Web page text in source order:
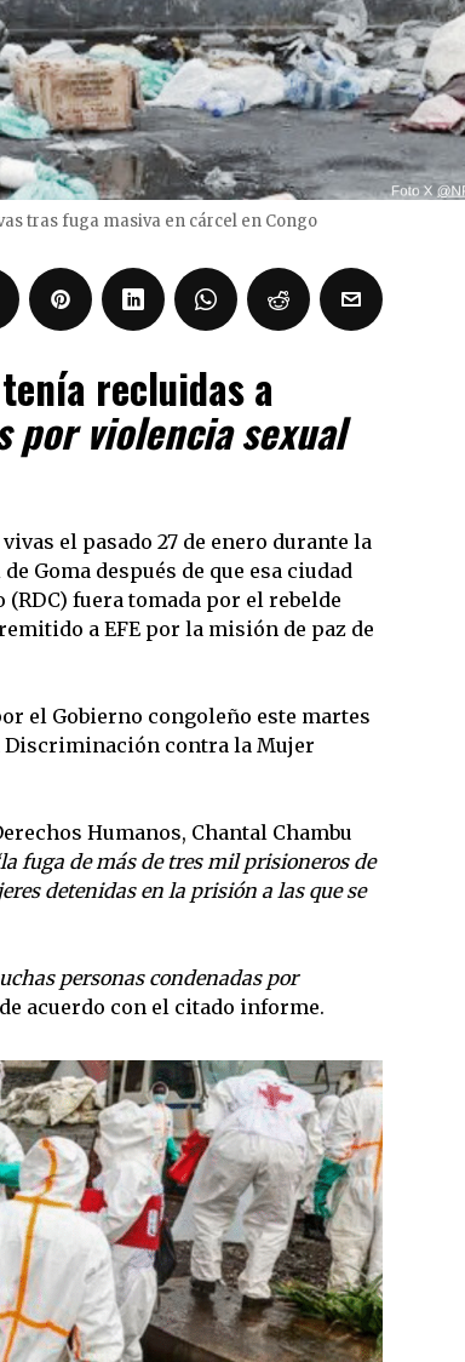
tras fuga masiva en cárcel en Congo
recluidas a
por violencia sexual
el pasado 27 de enero durante la
Goma después de que esa ciudad
fuera tomada por el rebelde
a EFE por la misión de paz de
el Gobierno congoleño este martes
Discriminación contra la Mujer
Humanos, Chantal Chambu
fuga de más de tres mil prisioneros de
detenidas en la prisión a las que se
personas condenadas por
acuerdo con el citado informe.